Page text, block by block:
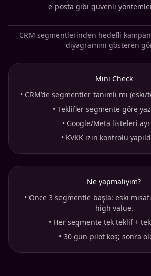
e-posta gibi güvenli
CRM segmentlerinden hedefli
diyagramını gösteren
Mini Check
• CRM’de segmentler tanımlı mı
• Teklifler segmente göre
• Google/Meta listeleri
• KVKK izin kontrolü
Ne yapmalıyım?
• Önce 3 segmentle başla: eski
high value.
• Her segmente tek teklif + tek
• 30 gün pilot koş; sonra